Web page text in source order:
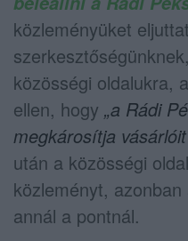
közleményüket
közösségi oldalukra,
ellen, hogy „a Rádi
megkárosítja
után a közösségi
közleményt,
annál a pontnál.